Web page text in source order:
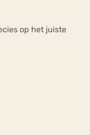
op het juiste